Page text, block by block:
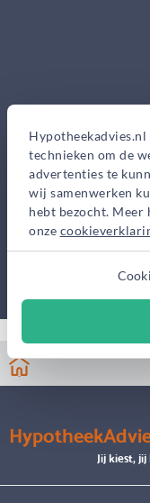
technieken om de
advertenties te
wij samenwerken
hebt bezocht.
onze
Jij kiest,